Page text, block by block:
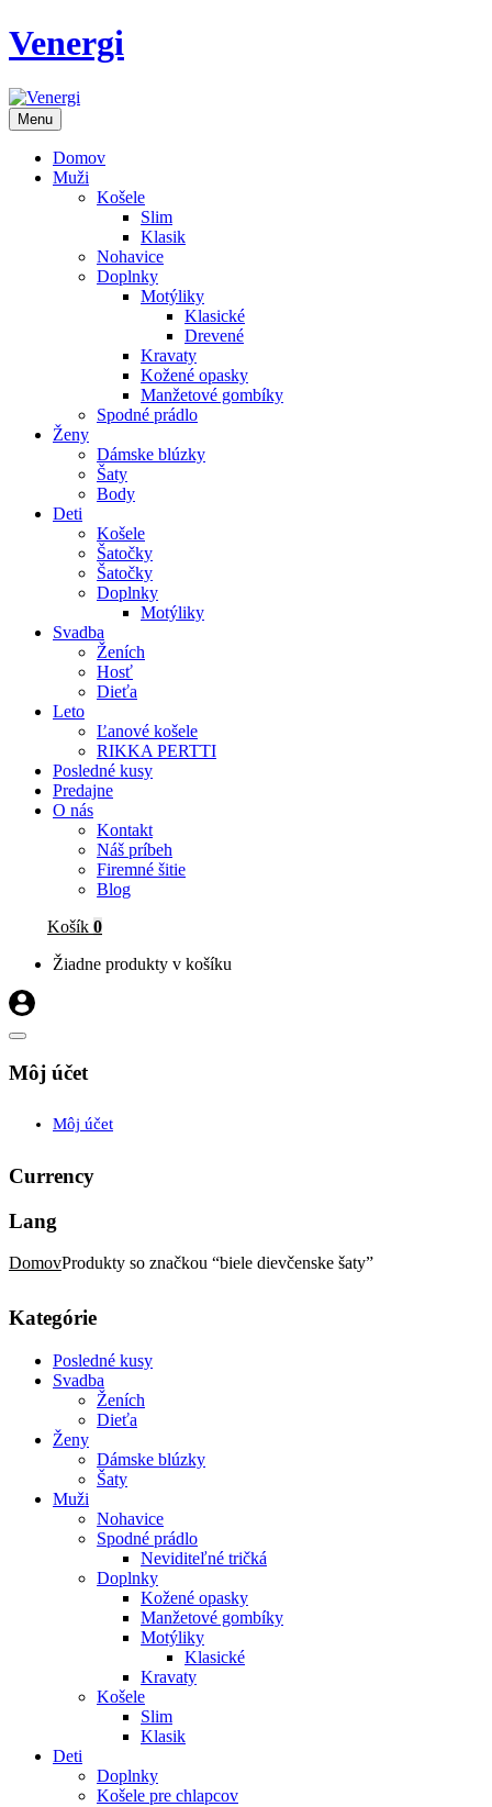
Venergi
Menu
Domov
Muži
Košele
Slim
Klasik
Nohavice
Doplnky
Motýliky
Klasické
Drevené
Kravaty
Kožené opasky
Manžetové gombíky
Spodné prádlo
Ženy
Dámske blúzky
Šaty
Body
Deti
Košele
Šatočky
Šatočky
Doplnky
Motýliky
Svadba
Ženích
Hosť
Dieťa
Leto
Ľanové košele
RIKKA PERTTI
Posledné kusy
Predajne
O nás
Kontakt
Náš príbeh
Firemné šitie
Blog
Košík 0
Žiadne produkty v košíku
Môj účet
Môj účet
Currency
Lang
DomovProdukty so značkou “biele dievčenske šaty”
Kategórie
Posledné kusy
Svadba
Ženích
Dieťa
Ženy
Dámske blúzky
Šaty
Muži
Nohavice
Spodné prádlo
Neviditeľné tričká
Doplnky
Kožené opasky
Manžetové gombíky
Motýliky
Klasické
Kravaty
Košele
Slim
Klasik
Deti
Doplnky
Košele pre chlapcov